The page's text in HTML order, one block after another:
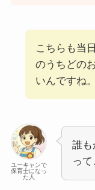
こちらも当
のうちどの
いんですね。
ユーキャンで
保育士になっ
た人
誰も
って